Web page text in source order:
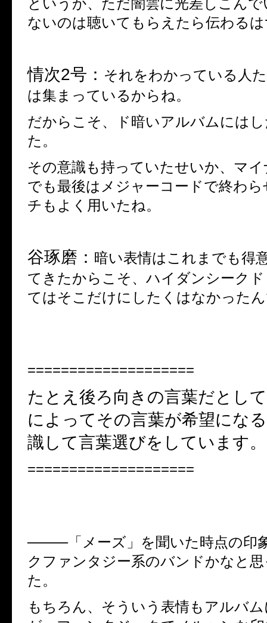
というか、ただ闇雲に光差しこん
ないのは聴いてもらえたら伝わる
情次2号： それをわかっている人
は集まっているからね。
だからこそ、ド暗いアルバムには
た。
その意識も持っていたせいか、マ
でも最後はメジャーコードで終わ
チもよく用いたね。
谷琢磨： 暗い表情はこれまでも得
てきたからこそ、ハイダンシーク
てはそこだけにしたくはなかった
====================
たとえ後ろ向きの言葉だとし
によってその言葉が希望にな
識して言葉選びをしています。
====================
────「メーズ」を聞いた時点の印
クファンタジー系のバンドかなと
た。
もちろん、そういう表情もアルバ